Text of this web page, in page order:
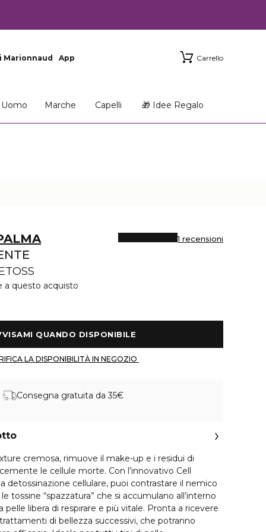
Marionnaud App Carrello
Uomo Marche Capelli 🎁 Idee Regalo
1 recensioni
a questo acquisto
Consegna gratuita da 35€
cremosa, rimuove il make-up e i residui di
le cellule morte. Con l’innovativo Cell
detossinazione cellulare, puoi contrastare il nemico
tossine “spazzatura” che si accumulano all’interno
pelle libera di respirare e più vitale. Pronta a ricevere
di bellezza successivi, che potranno